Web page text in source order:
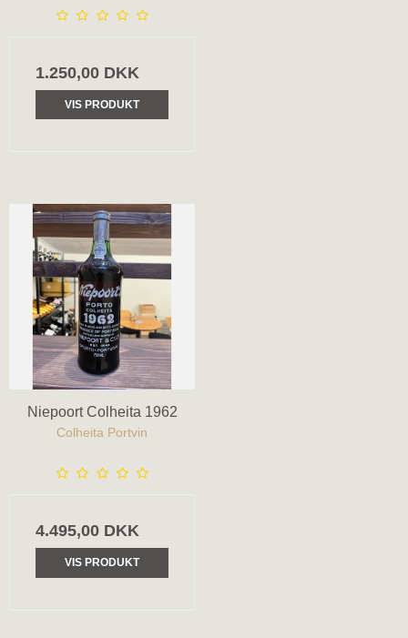
1.250,00 DKK
VIS PRODUKT
Niepoort Colheita 1962
Colheita Portvin
4.495,00 DKK
VIS PRODUKT